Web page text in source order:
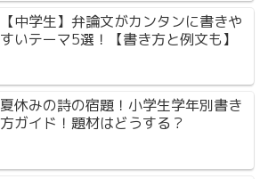
【中学生】弁論文がカンタンに書きや
すいテーマ5選！【書き方と例文も】
夏休みの詩の宿題！小学生学年別書き